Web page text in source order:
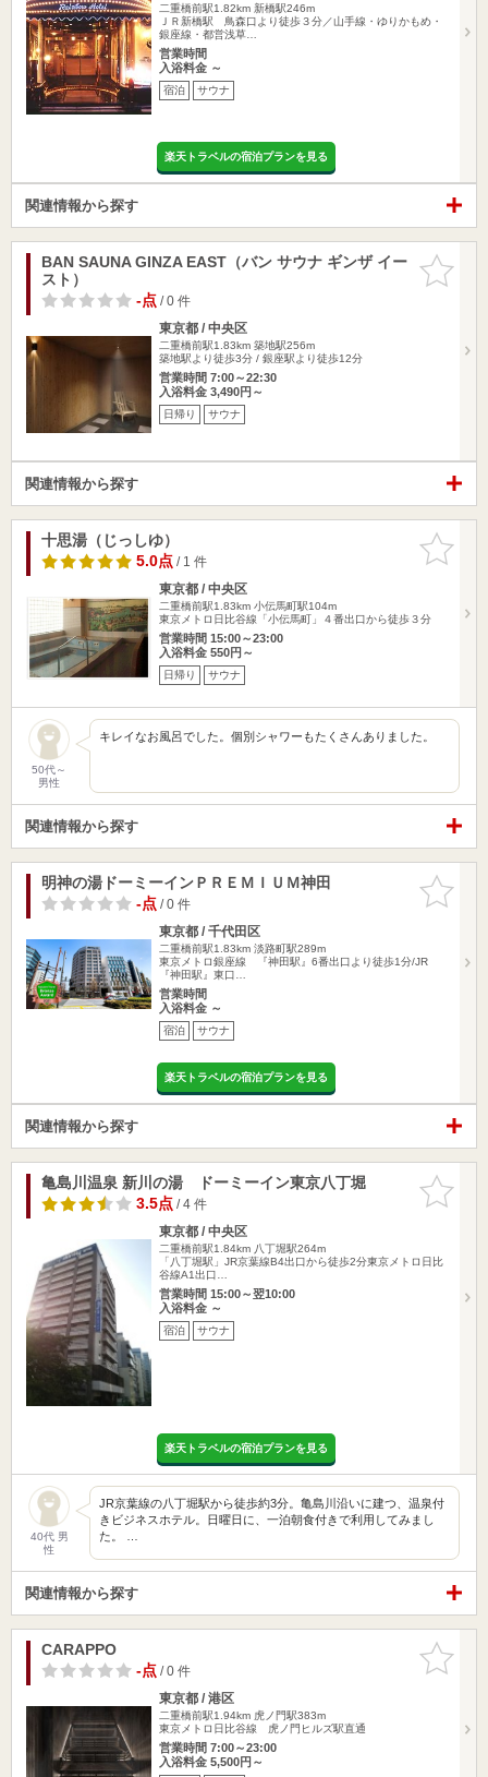
二重橋前駅1.82km 新橋駅246m
ＪＲ新橋駅 鳥森口より徒歩３分／山手線・ゆりかもめ・
銀座線・都営浅草…
営業時間
入浴料金 ～
宿泊 サウナ
楽天トラベルの宿泊プランを見る
関連情報から探す
お気に入
りに追加
BAN SAUNA GINZA EAST（バン サウナ ギンザ イー
スト）
-点/ 0 件
東京都 / 中央区
二重橋前駅1.83km 築地駅256m
築地駅より徒歩3分 / 銀座駅より徒歩12分
営業時間 7:00～22:30
入浴料金 3,490円～
日帰り サウナ
関連情報から探す
お気に入
りに追加
十思湯（じっしゆ）
5.0点/ 1 件
東京都 / 中央区
二重橋前駅1.83km 小伝馬町駅104m
東京メトロ日比谷線「小伝馬町」４番出口から徒歩３分
営業時間 15:00～23:00
入浴料金 550円～
日帰り サウナ
50代～
男性
キレイなお風呂でした。個別シャワーもたくさんありました。
関連情報から探す
お気に入
りに追加
明神の湯ドーミーインＰＲＥＭＩＵＭ神田
-点/ 0 件
東京都 / 千代田区
二重橋前駅1.83km 淡路町駅289m
東京メトロ銀座線 『神田駅』6番出口より徒歩1分/JR
『神田駅』東口…
営業時間
入浴料金 ～
宿泊 サウナ
楽天トラベルの宿泊プランを見る
関連情報から探す
お気に入
りに追加
亀島川温泉 新川の湯 ドーミーイン東京八丁堀
3.5点/ 4 件
東京都 / 中央区
二重橋前駅1.84km 八丁堀駅264m
「八丁堀駅」JR京葉線B4出口から徒歩2分東京メトロ日比
谷線A1出口…
営業時間 15:00～翌10:00
入浴料金 ～
宿泊 サウナ
楽天トラベルの宿泊プランを見る
40代 男
性
JR京葉線の八丁堀駅から徒歩約3分。亀島川沿いに建つ、温泉付
きビジネスホテル。日曜日に、一泊朝食付きで利用してみまし
た。 …
関連情報から探す
お気に入
りに追加
CARAPPO
-点/ 0 件
東京都 / 港区
二重橋前駅1.94km 虎ノ門駅383m
東京メトロ日比谷線 虎ノ門ヒルズ駅直通
営業時間 7:00～23:00
入浴料金 5,500円～